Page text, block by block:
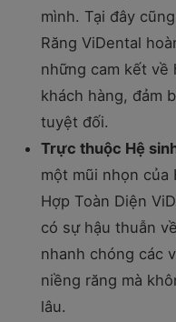
mình. Tại đây
Răng ViDental
những cam kết về
khách hàng, đảm
tuyệt đối.
Trực thuộc Hệ
một mũi nhọn của
Hợp Toàn Diện
có sự hậu thuẫn
nhanh chóng các
niềng răng mà
lâu.